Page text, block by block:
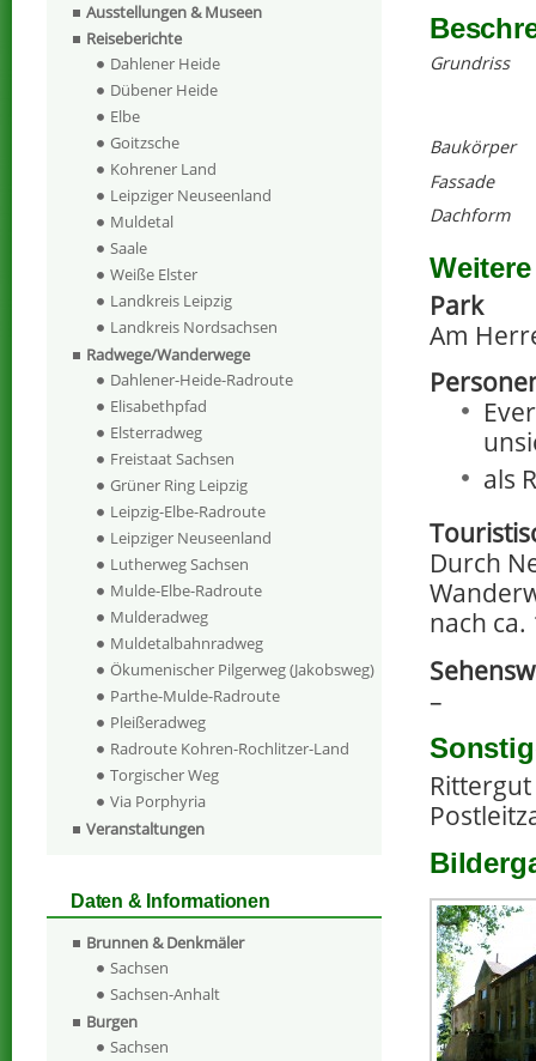
Grundriss
Baukörper
Fassade
Dachform
Park
Am
als
Durch
nach
–
Ausstellungen & Museen
Reiseberichte
Dahlener Heide
Dübener Heide
Elbe
Goitzsche
Kohrener Land
Leipziger Neuseenland
Muldetal
Saale
Weiße Elster
Landkreis Leipzig
Landkreis Nordsachsen
Radwege/Wanderwege
Dahlener-Heide-Radroute
Elisabethpfad
Elsterradweg
Freistaat Sachsen
Grüner Ring Leipzig
Leipzig-Elbe-Radroute
Leipziger Neuseenland
Lutherweg Sachsen
Mulde-Elbe-Radroute
Mulderadweg
Muldetalbahnradweg
Ökumenischer Pilgerweg (Jakobsweg)
Parthe-Mulde-Radroute
Pleißeradweg
Radroute Kohren-Rochlitzer-Land
Torgischer Weg
Via Porphyria
Veranstaltungen
Daten & Informationen
Brunnen & Denkmäler
Sachsen
Sachsen-Anhalt
Burgen
Sachsen